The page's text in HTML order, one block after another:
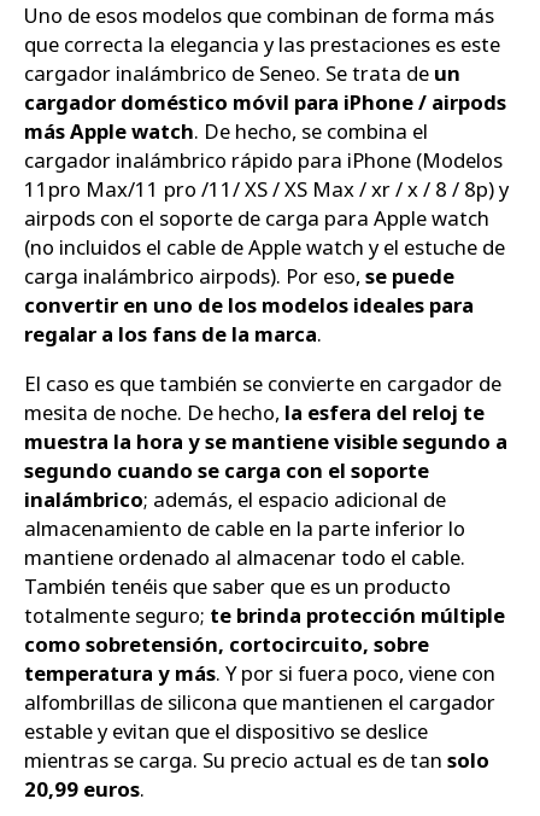
Uno de esos modelos que combinan de forma más
que correcta la elegancia y las prestaciones es este
cargador inalámbrico de Seneo. Se trata de un
cargador doméstico móvil para iPhone / airpods
más Apple watch. De hecho, se combina el
cargador inalámbrico rápido para iPhone (Modelos
11pro Max/11 pro /11/ XS / XS Max / xr / x / 8 / 8p) y
airpods con el soporte de carga para Apple watch
(no incluidos el cable de Apple watch y el estuche de
carga inalámbrico airpods). Por eso, se puede
convertir en uno de los modelos ideales para
regalar a los fans de la marca.
El caso es que también se convierte en cargador de
mesita de noche. De hecho, la esfera del reloj te
muestra la hora y se mantiene visible segundo a
segundo cuando se carga con el soporte
inalámbrico; además, el espacio adicional de
almacenamiento de cable en la parte inferior lo
mantiene ordenado al almacenar todo el cable.
También tenéis que saber que es un producto
totalmente seguro; te brinda protección múltiple
como sobretensión, cortocircuito, sobre
temperatura y más. Y por si fuera poco, viene con
alfombrillas de silicona que mantienen el cargador
estable y evitan que el dispositivo se deslice
mientras se carga. Su precio actual es de tan solo
20,99 euros.